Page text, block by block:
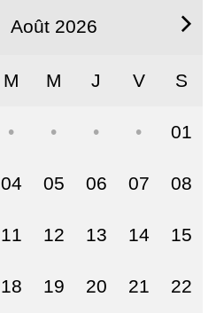
Août 2026
M M J V S
01
04 05 06 07 08
11 12 13 14 15
18 19 20 21 22